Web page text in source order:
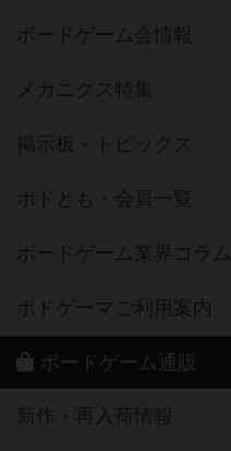
ボードゲーム会情報
メカニクス特集
掲示板・トピックス
ボドとも・会員一覧
ボードゲーム業界コラム
ボドゲーマご利用案内
ボードゲーム通販
新作・再入荷情報